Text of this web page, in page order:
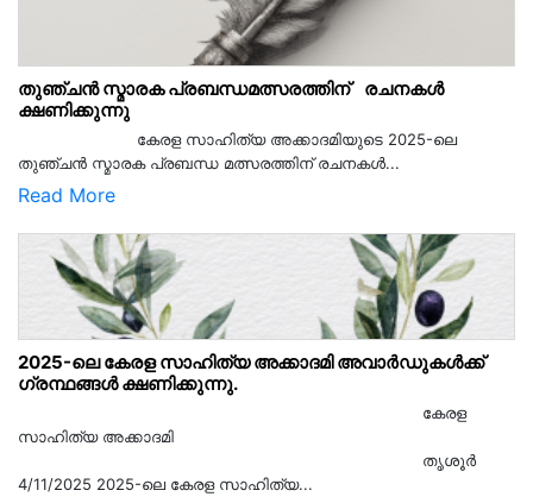
തുഞ്ചൻ സ്മാരക പ്രബന്ധമത്സരത്തിന് രചനകൾ
ക്ഷണിക്കുന്നു
കേരള സാഹിത്യ അക്കാദമിയുടെ 2025-ലെ
തുഞ്ചൻ സ്മാരക പ്രബന്ധ മത്സരത്തിന് രചനകൾ...
Read More
2025-ലെ കേരള സാഹിത്യ അക്കാദമി അവാർഡുകൾക്ക്
ഗ്രന്ഥങ്ങൾ ക്ഷണിക്കുന്നു.
കേരള
സാഹിത്യ അക്കാദമി
തൃശൂര്‍
4/11/2025 2025-ലെ കേരള സാഹിത്യ...